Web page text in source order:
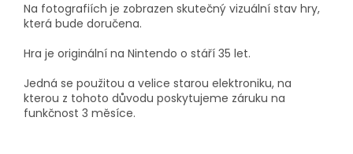
Na fotografiích je zobrazen skutečný vizuální stav hry,
která bude doručena.
Hra je originální na Nintendo o stáří 35 let.
Jedná se použitou a velice starou elektroniku, na
kterou z tohoto důvodu poskytujeme záruku na
funkčnost 3 měsíce.